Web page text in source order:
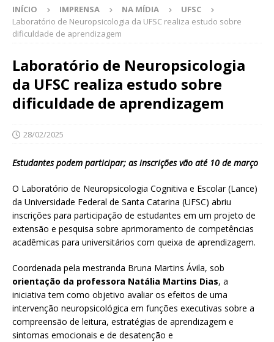
INÍCIO IMPRENSA NA MÍDIA
UFSC
Laboratório de Neuropsicologia da UFSC realiza estudo sobre
dificuldade de aprendizagem
Laboratório de Neuropsicologia
da UFSC realiza estudo sobre
dificuldade de aprendizagem
28/02/2025
Estudantes podem participar; as inscrições vão até 10 de março
O Laboratório de Neuropsicologia Cognitiva e Escolar (Lance)
da Universidade Federal de Santa Catarina (UFSC) abriu
inscrições para participação de estudantes em um projeto de
extensão e pesquisa sobre aprimoramento de competências
acadêmicas para universitários com queixa de aprendizagem.
Coordenada pela mestranda Bruna Martins Ávila, sob
orientação da professora Natália Martins Dias, a
iniciativa tem como objetivo avaliar os efeitos de uma
intervenção neuropsicológica em funções executivas sobre a
compreensão de leitura, estratégias de aprendizagem e
sintomas emocionais e de desatenção e